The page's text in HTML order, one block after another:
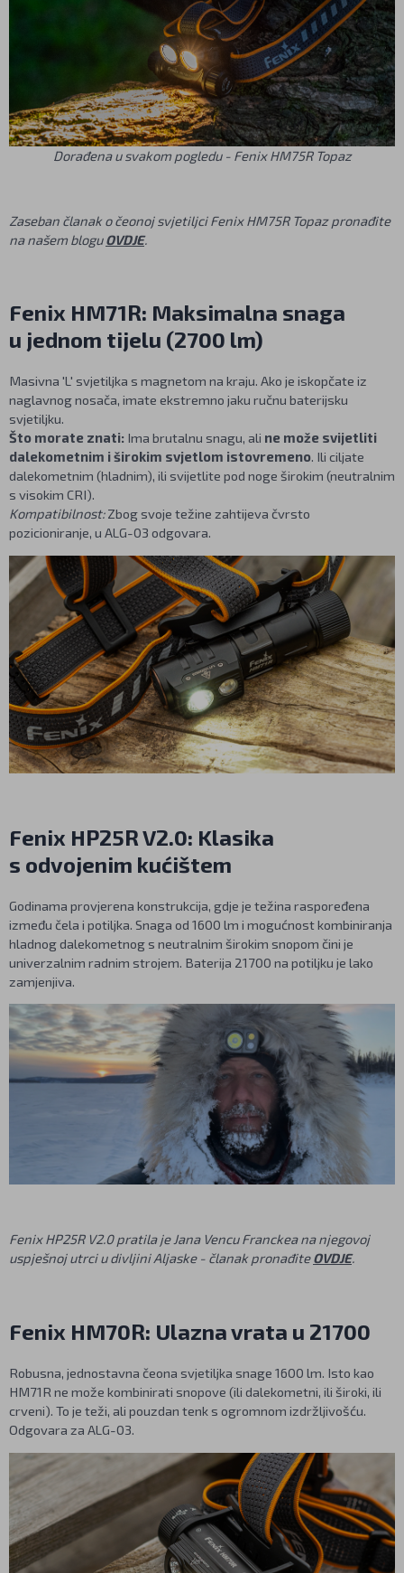
Dorađena u svakom pogledu - Fenix HM75R Topaz
Zaseban članak o čeonoj svjetiljci Fenix HM75R Topaz pronađite
na našem bloguOVDJE.
Fenix HM71R: Maksimalna snaga
u jednom tijelu (2700 lm)
Masivna 'L' svjetiljka s magnetom na kraju. Ako je iskopčate iz
naglavnog nosača, imate ekstremno jaku ručnu baterijsku
svjetiljku.
Što morate znati: Ima brutalnu snagu, ali ne može svijetliti
dalekometnim i širokim svjetlom istovremeno. Ili ciljate
dalekometnim (hladnim), ili svijetlite pod noge širokim (neutralnim
s visokim CRI).
Kompatibilnost:Zbog svoje težine zahtijeva čvrsto
pozicioniranje, u ALG-03 odgovara.
Fenix HP25R V2.0: Klasika
s odvojenim kućištem
Godinama provjerena konstrukcija, gdje je težina raspoređena
između čela i potiljka. Snaga od 1600 lm i mogućnost kombiniranja
hladnog dalekometnog s neutralnim širokim snopom čini je
univerzalnim radnim strojem. Baterija 21700 na potiljku je lako
zamjenjiva.
Fenix HP25R V2.0 pratila je Jana Vencu Franckea na njegovoj
uspješnoj utrci u divljini Aljaske - članak pronađiteOVDJE.
Fenix HM70R: Ulazna vrata u 21700
Robusna, jednostavna čeona svjetiljka snage 1600 lm. Isto kao
HM71R ne može kombinirati snopove (ili dalekometni, ili široki, ili
crveni). To je teži, ali pouzdan tenk s ogromnom izdržljivošću.
Odgovara za ALG-03.